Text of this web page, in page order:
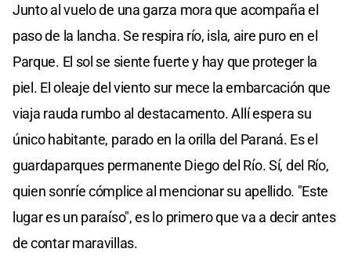
Junto al vuelo de una garza mora que acompaña el
paso de la lancha. Se respira río, isla, aire puro en el
Parque. El sol se siente fuerte y hay que proteger la
piel. El oleaje del viento sur mece la embarcación que
viaja rauda rumbo al destacamento. Allí espera su
único habitante, parado en la orilla del Paraná. Es el
guardaparques permanente Diego del Río. Sí, del Río,
quien sonríe cómplice al mencionar su apellido. "Este
lugar es un paraíso", es lo primero que va a decir antes
de contar maravillas.